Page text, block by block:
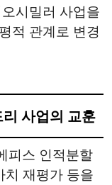
시밀러 사업을
적 관계로 변경
사업의 교훈
피스 인적분할
치 재평가 등을